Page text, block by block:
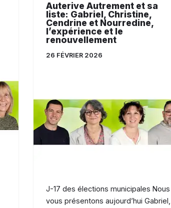
Auterive Autrement et sa
liste: Gabriel, Christine,
Cendrine et Nourredine,
l’expérience et le
renouvellement
26 FÉVRIER 2026
J-17 des élections municipales Nous
vous présentons aujourd’hui Gabriel,